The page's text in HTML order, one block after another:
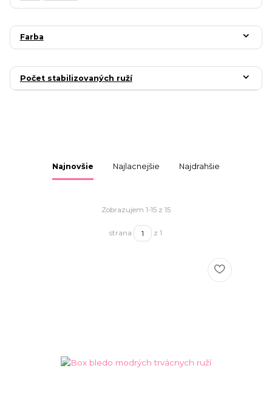
Farba
Počet stabilizovaných ruží
Najnovšie Najlacnejšie Najdrahšie
Zobrazujem 1-15 z 15
strana z 1